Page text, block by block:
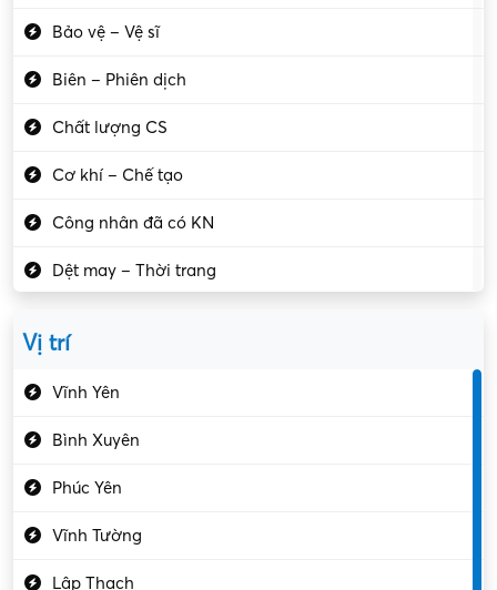
Bảo vệ – Vệ sĩ
Biên – Phiên dịch
Chất lượng CS
Cơ khí – Chế tạo
Công nhân đã có KN
Dệt may – Thời trang
Vị trí
Vĩnh Yên
Bình Xuyên
Phúc Yên
Vĩnh Tường
Lập Thạch